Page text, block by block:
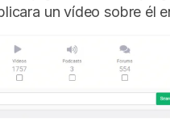
un vídeo sobre él